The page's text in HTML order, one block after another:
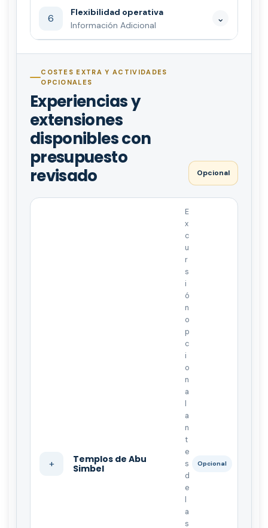
6
Flexibilidad operativa
Información Adicional
⌄
COSTES EXTRA Y ACTIVIDADES
OPCIONALES
Experiencias y
extensiones
disponibles con
presupuesto
revisado
Opcional
+
Templos de Abu
Simbel
E
x
c
u
r
s
i
ó
n
o
p
c
i
o
n
a
a
n
t
e
s
d
e
a
s
Opcional